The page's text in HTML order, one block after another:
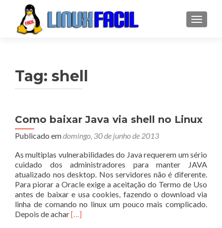
Tag: shell
Como baixar Java via shell no Linux
Publicado emdomingo, 30 de junho de 2013
As multiplas vulnerabilidades do Java requerem um sério
cuidado dos administradores para manter JAVA
atualizado nos desktop. Nos servidores não é diferente.
Para piorar a Oracle exige a aceitação do Termo de Uso
antes de baixar e usa cookies, fazendo o download via
linha de comando no linux um pouco mais complicado.
Depois de acharLeia
[…]